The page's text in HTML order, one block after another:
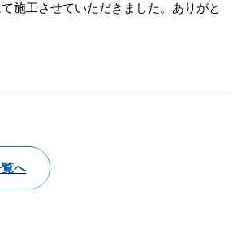
施工させていただきました。ありがと
へ